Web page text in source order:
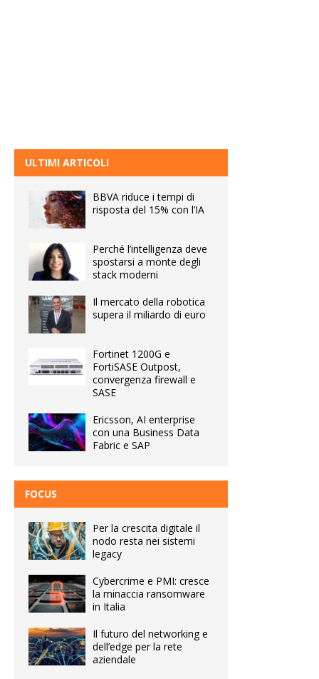
ULTIMI ARTICOLI
BBVA riduce i tempi di
risposta del 15% con l’IA
Perché l’intelligenza deve
spostarsi a monte degli
stack moderni
Il mercato della robotica
supera il miliardo di euro
Fortinet 1200G e
FortiSASE Outpost,
convergenza firewall e
SASE
Ericsson, AI enterprise
con una Business Data
Fabric e SAP
FOCUS
Per la crescita digitale il
nodo resta nei sistemi
legacy
Cybercrime e PMI: cresce
la minaccia ransomware
in Italia
Il futuro del networking e
dell’edge per la rete
aziendale